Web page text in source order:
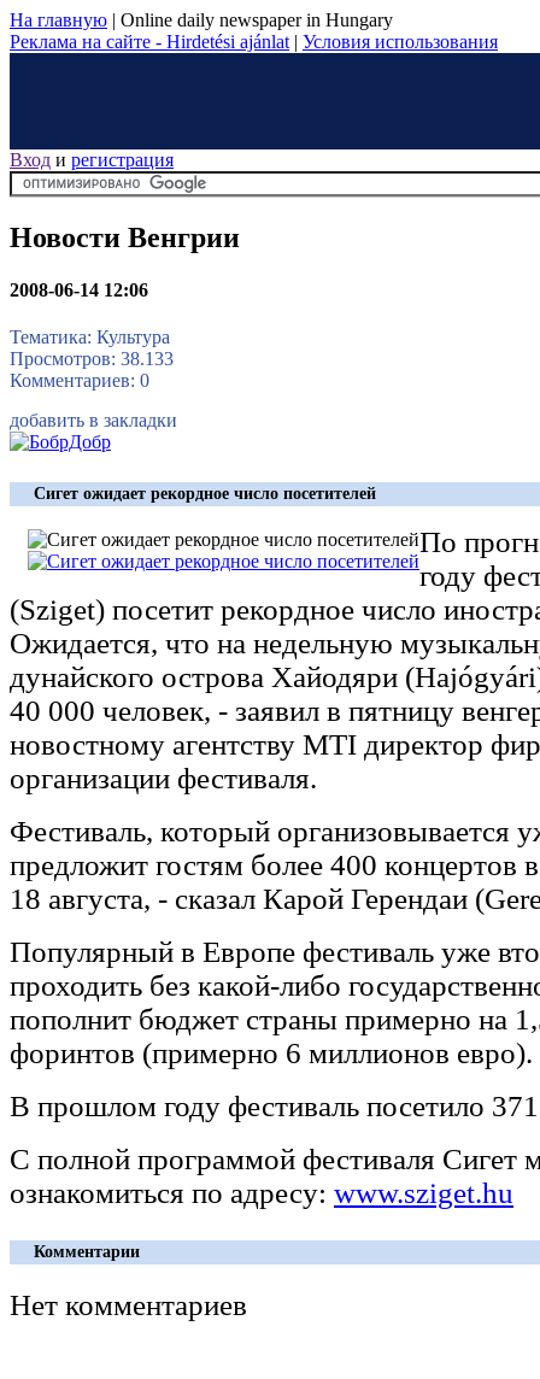
На главную | Online daily newspaper in Hungary
Реклама на сайте - Hirdetési ajánlat | Условия использования
Вход и регистрация
Новости Венгрии
2008-06-14 12:06
Тематика: Культура
Просмотров: 38.133
Комментариев: 0
добавить в закладки
Сигет ожидает рекордное число посетителей
По
году
(Sziget) посетит рекордное число
Ожидается, что на недельную
дунайского острова Хайодяри
40 000 человек, - заявил в пятницу
новостному агентству MTI директор
организации фестиваля.
Фестиваль, который организовывается
предложит гостям более 400 концертов
18 августа, - сказал Карой Герендаи
Популярный в Европе фестиваль уже
проходить без какой-либо
пополнит бюджет страны примерно на
форинтов (примерно 6 миллионов евро).
В прошлом году фестиваль посетило
С полной программой фестиваля Сигет
ознакомиться по адресу: www.sziget.hu
Комментарии
Нет комментариев